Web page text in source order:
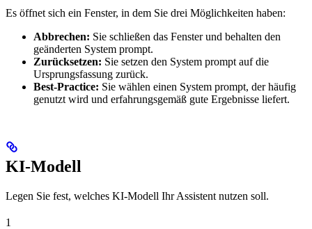
Es öffnet sich ein Fenster, in dem Sie drei Möglichkeiten haben:
Abbrechen: Sie schließen das Fenster und behalten den
geänderten System prompt.
Zurücksetzen: Sie setzen den System prompt auf die
Ursprungsfassung zurück.
Best-Practice: Sie wählen einen System prompt, der häufig
genutzt wird und erfahrungsgemäß gute Ergebnisse liefert.
KI-Modell
Legen Sie fest, welches KI-Modell Ihr Assistent nutzen soll.
1